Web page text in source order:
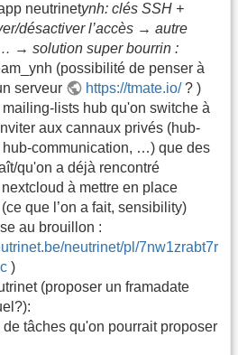
neutrinetynh: clés SSH +
désactiver l’accès → autre
→ solution super bourrin :
(possibilité de penser à
serveur
https://tmate.io/? )
lists hub qu'on switche à
aux cannaux privés (hub-
hub-communication, …) que des
qu'on a déjà rencontré
à mettre en place
que l’on a fait, sensibility)
au brouillon :
neutrinet/pl/7nw1zrabt7r
)
(proposer un framadate
tâches qu'on pourrait proposer